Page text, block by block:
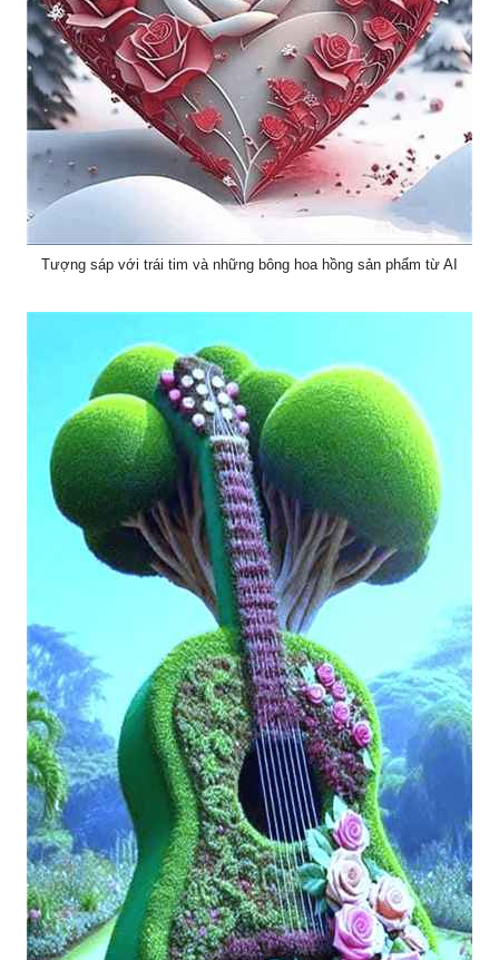
Tượng sáp với trái tim và những bông hoa hồng sản phẩm từ AI